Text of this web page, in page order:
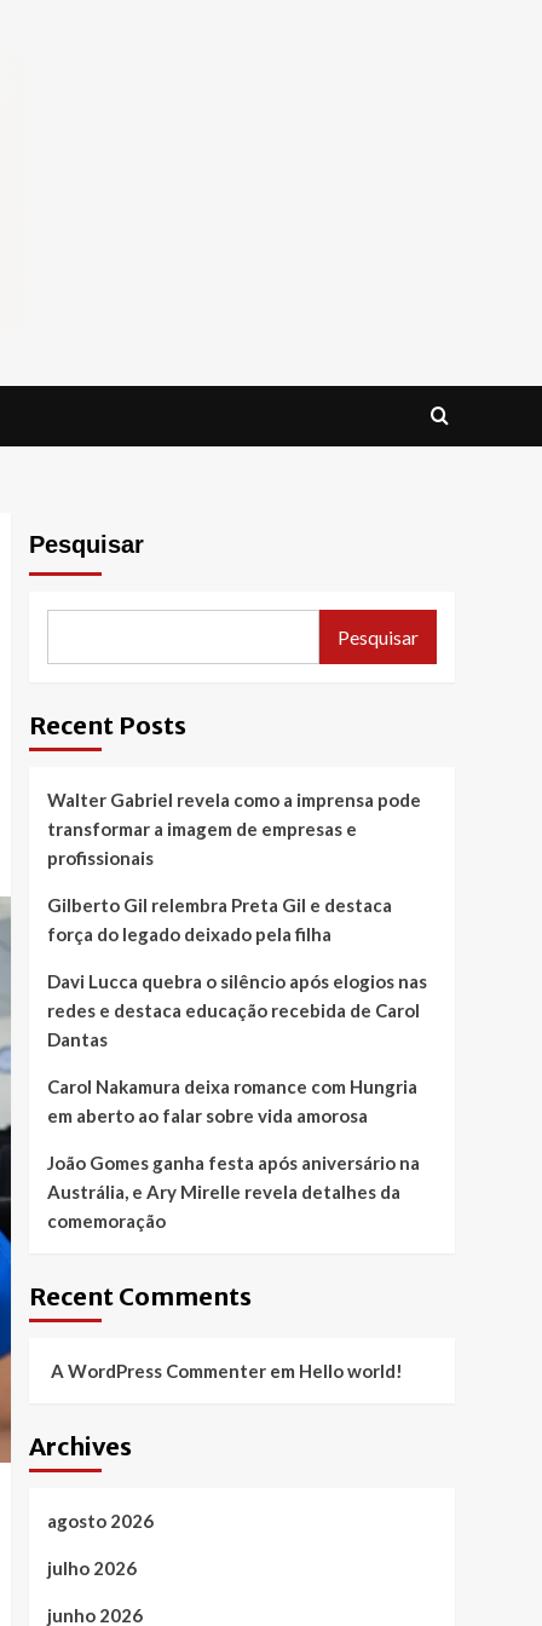
Pesquisar
Pesquisar
Recent Posts
Walter Gabriel revela como a imprensa pode
transformar a imagem de empresas e
profissionais
Gilberto Gil relembra Preta Gil e destaca
força do legado deixado pela filha
Davi Lucca quebra o silêncio após elogios nas
redes e destaca educação recebida de Carol
Dantas
Carol Nakamura deixa romance com Hungria
em aberto ao falar sobre vida amorosa
João Gomes ganha festa após aniversário na
Austrália, e Ary Mirelle revela detalhes da
comemoração
Recent Comments
A WordPress Commenterem Hello world!
Archives
agosto 2026
julho 2026
junho 2026